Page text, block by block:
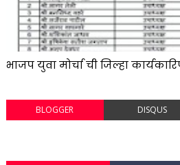
भाजप युवा मोर्चा ची जिल्हा
BLOGGER DISQUS